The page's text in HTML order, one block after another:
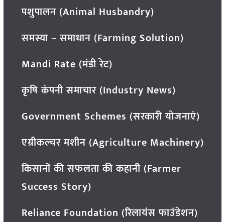
पशुपालन (Animal Husbandry)
समस्या – समाधान (Farming Solution)
Mandi Rate (मंडी रेट)
कृषि कंपनी समाचार (Industry News)
Government Schemes (सरकारी योजनाएं)
एग्रीकल्चर मशीन (Agriculture Machinery)
किसानों की सफलता की कहानी (Farmer
Success Story)
Reliance Foundation (रिलायंस फाउंडेशन)